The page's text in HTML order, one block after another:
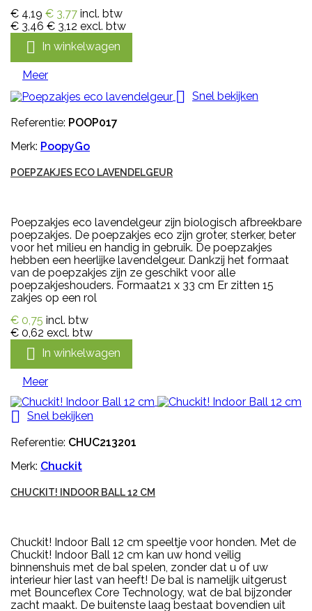
€ 4,19 € 3,77 incl. btw
€ 3,46 € 3,12 excl. btw
 In winkelwagen
Meer
 Snel bekijken
Referentie: POOP017
Merk: PoopyGo
POEPZAKJES ECO LAVENDELGEUR
Poepzakjes eco lavendelgeur zijn biologisch afbreekbare
poepzakjes. De poepzakjes eco zijn groter, sterker, beter
voor het milieu en handig in gebruik. De poepzakjes
hebben een heerlijke lavendelgeur. Dankzij het formaat
van de poepzakjes zijn ze geschikt voor alle
poepzakjeshouders. Formaat21 x 33 cm Er zitten 15
zakjes op een rol
€ 0,75 incl. btw
€ 0,62 excl. btw
 In winkelwagen
Meer
 Snel bekijken
Referentie: CHUC213201
Merk: Chuckit
CHUCKIT! INDOOR BALL 12 CM
Chuckit! Indoor Ball 12 cm speeltje voor honden. Met de
Chuckit! Indoor Ball 12 cm kan uw hond veilig
binnenshuis met de bal spelen, zonder dat u of uw
interieur hier last van heeft! De bal is namelijk uitgerust
met Bounceflex Core Technology, wat de bal bijzonder
zacht maakt. De buitenste laag bestaat bovendien uit